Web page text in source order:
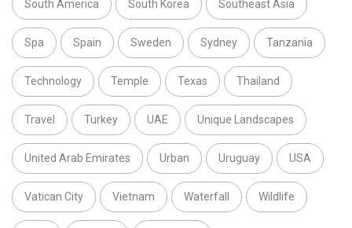
South America South Korea Southeast Asia
Spa Spain Sweden Sydney Tanzania
Technology Temple Texas Thailand
Travel Turkey UAE Unique Landscapes
United Arab Emirates Urban Uruguay USA
Vatican City Vietnam Waterfall Wildlife